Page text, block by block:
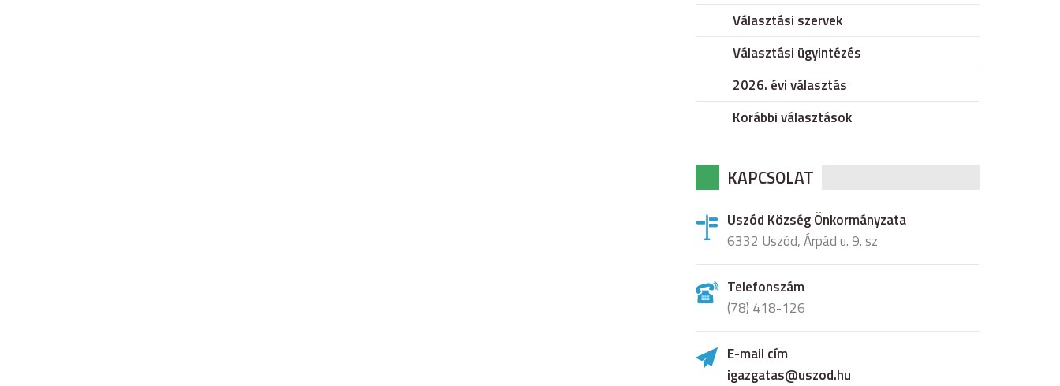
Választási szervek
Választási ügyintézés
2026. évi választás
Korábbi választások
KAPCSOLAT
Uszód Község Önkormányzata
6332 Uszód, Árpád u. 9. sz
Telefonszám
(78) 418-126
E-mail cím
igazgatas@uszod.hu